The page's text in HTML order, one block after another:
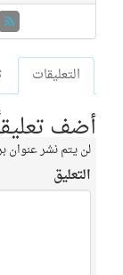
التعليقات
أضف
لن يتم نشر عنوان
التعليق